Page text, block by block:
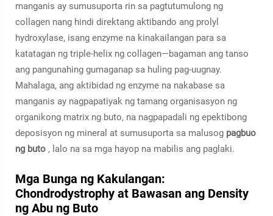
manganis ay sumusuporta rin sa pagtutumulong ng
collagen nang hindi direktang aktibando ang prolyl
hydroxylase, isang enzyme na kinakailangan para sa
katatagan ng triple-helix ng collagen—bagaman ang tanso
ang pangunahing gumaganap sa huling pag-uugnay.
Mahalaga, ang aktibidad ng enzyme na nakabase sa
manganis ay nagpapatiyak ng tamang organisasyon ng
organikong matrix ng buto, na nagpapadali ng epektibong
deposisyon ng mineral at sumusuporta sa malusog pagbuo
ng buto , lalo na sa mga hayop na mabilis ang paglaki.
Mga Bunga ng Kakulangan:
Chondrodystrophy at Bawasan ang Density
ng Abu ng Buto